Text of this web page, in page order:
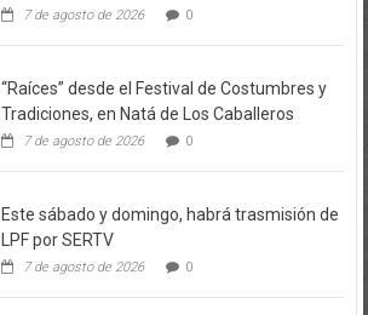
7 de agosto de 2026 0
“Raíces” desde el Festival de Costumbres y
Tradiciones, en Natá de Los Caballeros
7 de agosto de 2026 0
Este sábado y domingo, habrá trasmisión de
LPF por SERTV
7 de agosto de 2026 0